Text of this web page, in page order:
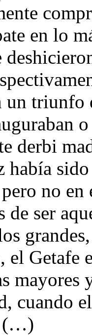
en lo
un triunfo
derbi
había
no en
de ser
el Getafe
mayores
cuando
(…)